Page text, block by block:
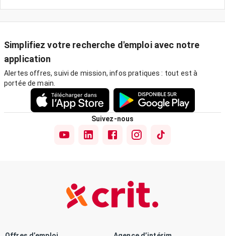
Simplifiez votre recherche d'emploi avec notre
application
Alertes offres, suivi de mission, infos pratiques : tout est à
portée de main.
Suivez-nous